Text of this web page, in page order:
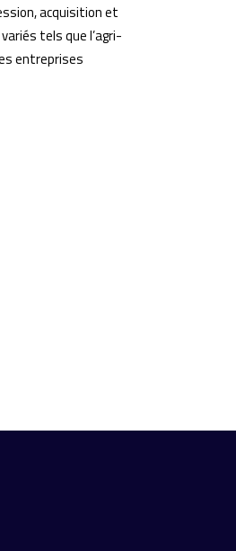
acquisition et
tels que l’agri-
entreprises